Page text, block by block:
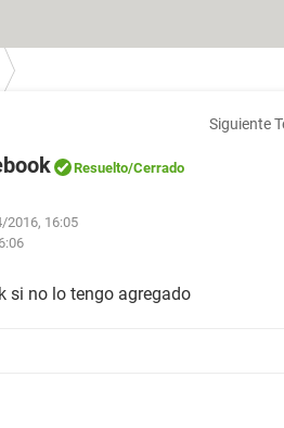
Siguiente
Resuelto/Cerrado
2016, 16:05
si no lo tengo agregado